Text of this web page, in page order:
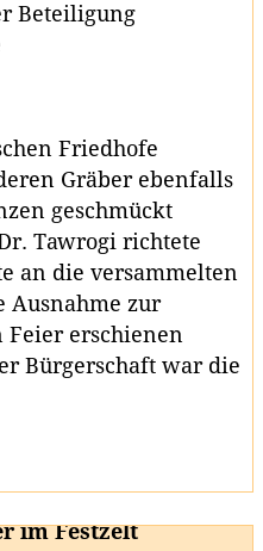
Beteiligung
Friedhofe
Gräber ebenfalls
geschmückt
Tawrogi richtete
an die versammelten
Ausnahme zur
erschienen
Bürgerschaft war die
im Festzelt